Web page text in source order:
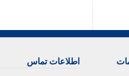
اطلاعات تماس